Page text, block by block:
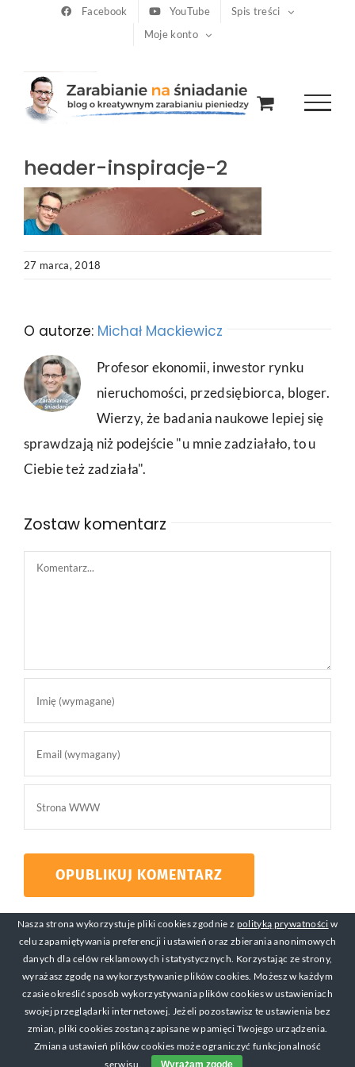
Facebook YouTube
Spis treści
Moje konto
header-inspiracje-2
27 marca, 2018
O autorze: Michał Mackiewicz
Profesor ekonomii, inwestor rynku
nieruchomości, przedsiębiorca, bloger.
Wierzy, że badania naukowe lepiej się
sprawdzają niż podejście "u mnie zadziałało, to u
Ciebie też zadziała".
Zostaw komentarz
Comment
© Copyright 2017-2019 Michał Mackiewicz Kontakt:
michal@zarabianienasniadanie.pl
Nasza strona wykorzystuje pliki cookies zgodnie z polityką prywatności w
celu zapamiętywania preferencji i ustawień oraz zbierania anonimowych
danych dla celów reklamowych i statystycznych. Korzystając ze strony,
wyrażasz zgodę na wykorzystywanie plików cookies. Możesz w każdym
czasie określić sposób wykorzystywania plików cookies w ustawieniach
swojej przeglądarki internetowej. Jeżeli pozostawisz te ustawienia bez
zmian, pliki cookies zostaną zapisane w pamięci Twojego urządzenia.
Zmiana ustawień plików cookies może ograniczyć funkcjonalność
serwisu.
Wyrażam zgodę